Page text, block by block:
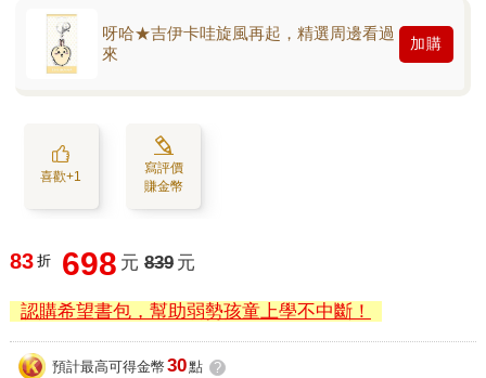
呀哈★吉伊卡哇旋風再起，精選周邊看過
來
加購
喜歡+1
寫評價
賺金幣
83 折 698 元 839 元
認購希望書包，幫助弱勢孩童上學不中斷！
預計最高可得金幣 30點 ?